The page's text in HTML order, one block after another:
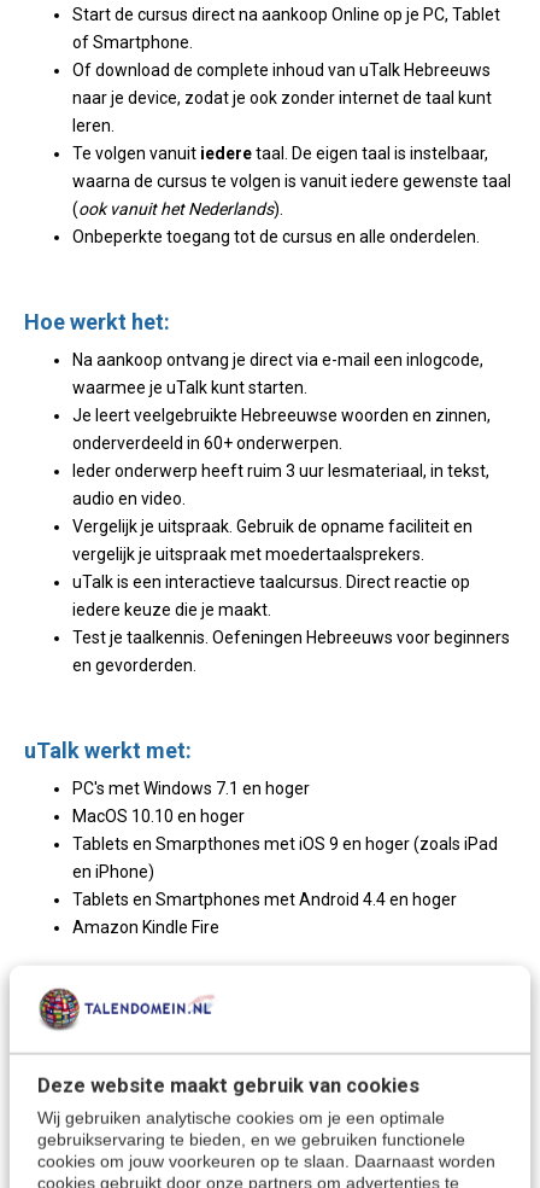
Deze website maakt gebruik van cookies
Wij gebruiken analytische cookies om je een optimale
gebruikservaring te bieden, en we gebruiken functionele
cookies om jouw voorkeuren op te slaan. Daarnaast worden
cookies gebruikt door onze partners om advertenties te
Start de cursus direct na aankoop Online op je PC, Tablet
of Smartphone.
Of download de complete inhoud van uTalk Hebreeuws
naar je device, zodat je ook zonder internet de taal kunt
leren.
Te volgen vanuit iederetaal. De eigen taal is instelbaar,
waarna de cursus te volgen is vanuit iedere gewenste taal
(ook vanuit het Nederlands).
Onbeperkte toegang tot de cursus en alle onderdelen.
Hoe werkt het:
Na aankoop ontvang je direct via e-mail een inlogcode,
waarmee je uTalk kunt starten.
Je leert veelgebruikte Hebreeuwse woorden en zinnen,
onderverdeeld in 60+ onderwerpen.
Ieder onderwerp heeft ruim 3 uur lesmateriaal, in tekst,
audio en video.
Vergelijk je uitspraak. Gebruik de opname faciliteit en
vergelijk je uitspraak met moedertaalsprekers.
uTalk is een interactieve taalcursus. Direct reactie op
iedere keuze die je maakt.
Test je taalkennis. Oefeningen Hebreeuws voor beginners
en gevorderden.
uTalk werkt met:
PC's met Windows 7.1 en hoger
MacOS 10.10 en hoger
Tablets en Smarpthones met iOS 9 en hoger (zoals iPad
en iPhone)
Tablets en Smartphones met Android 4.4 en hoger
Amazon Kindle Fire
De Hebreeuwse taal:
Met deze taalcursus leer je hetModern Hebreeuws, ook
welIvrietgenoemd.
van modern Hebreeuws helpt je ook om veel van het
bijbels Hebreeuws te begrijpen.